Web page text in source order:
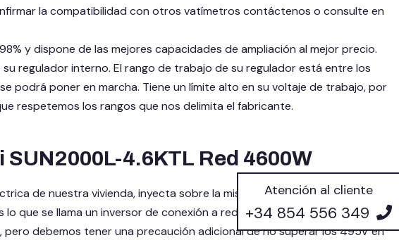
la compatibilidad con otros vatímetros contáctenos o consulte en
y dispone de las mejores capacidades de ampliación al mejor precio.
regulador interno. El rango de trabajo de su regulador está entre los
podrá poner en marcha. Tiene un límite alto en su voltaje de trabajo, por
respetemos los rangos que nos delimita el fabricante.
4.6KTL Red 4600W
de nuestra vivienda, inyecta sobre la misma la energía que los
que se llama un inversor de conexión a red. Como siempre, hay que
debemos tener una precaución adicional de no superar los 495V en
Atención al cliente
+34 854 556 349